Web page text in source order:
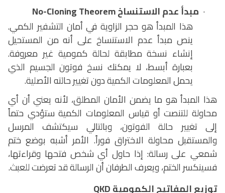
· مبدأ عدم الاستنساخNo-Cloning Theorem
هذا المبدأ هو حجر الزاوية في أمان التشفير الكمي.
ينص مبدأ عدم الاستنساخ على أنه من المستحيل
إنشاء نسخة مطابقة لحالة كمومية غير معروفة.
بعبارة أبسط، لا يمكنك نسخ فوتون الجسيم الذي
يحمل المعلومات الكمية دون تغيير حالته الأصلية.
هذا المبدأ هو ما يضمن الأمان المطلق، لأنه يعني أن أي
محاولة للتنصت أو قياس المعلومات الكمية ستؤدي حتماً
إلى تغيير حالة الفوتون، وبالتالي سيكتشف المرسل
والمستقبل محاولة الاختراق فوراً. الأمر أشبه بوضع ختم
شمعي على رسالة: إذا حاول أي شخص فتحها وقراءتها،
فسينكسر الختم، ويعرف الطرفان أن الرسالة قد تعرضت للعبث.
توزيع المفاتيح الكموميةQKD